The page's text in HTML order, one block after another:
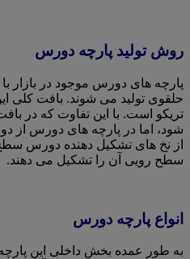
روش تولید پارچه دورس
پارچه های دورس موجود در بازار با
حلقوی تولید می شوند. بافت کلی
تریکو است. با این تفاوت که در
شود، اما در پارچه های دورس از
از نخ های تشکیل دهنده دورس
سطح رویی آن را تشکیل می دهند.
انواع پارچه دورس
به طور عمده بخش داخلی این پارچه